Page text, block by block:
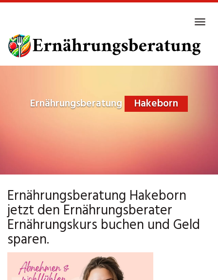
main
content
Ernährungsberatung Hakeborn
Ernährungsberatung Hakeborn
jetzt den Ernährungsberater
Ernährungskurs buchen und Geld
sparen.